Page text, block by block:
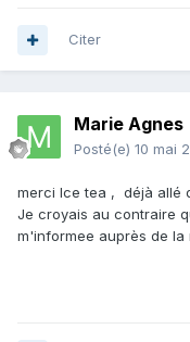
Citer
Marie Agnes
Posté(e) 10 mai
merci Ice tea , déjà allé
Je croyais au contraire
m'informee auprès de la